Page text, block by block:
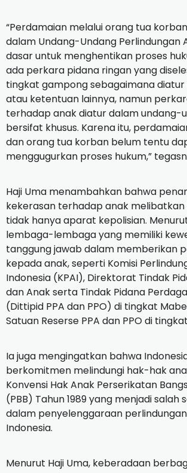
“Perdamaian melalui orang tua
dalam Undang-Undang Perlindungan
dasar untuk menghentikan proses
ada perkara pidana ringan yang
tingkat gampong sebagaimana
atau ketentuan lainnya, namun
terhadap anak diatur dalam undang-
bersifat khusus. Karena itu,
dan orang tua korban belum tentu
menggugurkan proses hukum,”
Haji Uma menambahkan bahwa
kekerasan terhadap anak melibatkan
tidak hanya aparat kepolisian.
lembaga-lembaga yang memiliki
tanggung jawab dalam memberikan
kepada anak, seperti Komisi
Indonesia (KPAI), Direktorat Tindak
dan Anak serta Tindak Pidana
(Dittipid PPA dan PPO) di tingkat
Satuan Reserse PPA dan PPO di
Ia juga mengingatkan bahwa
berkomitmen melindungi hak-hak
Konvensi Hak Anak Perserikatan
(PBB) Tahun 1989 yang menjadi salah
dalam penyelenggaraan
Indonesia.
Menurut Haji Uma, keberadaan